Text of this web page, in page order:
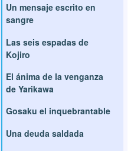
Un mensaje escrito en
sangre
Las seis espadas de
Kojiro
El ánima de la venganza
de Yarikawa
Gosaku el inquebrantable
Una deuda saldada